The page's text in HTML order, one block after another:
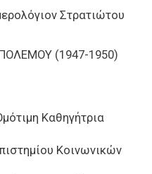
Στρατιώτου
(1947-1950)
Καθηγήτρια
Κοινωνικών